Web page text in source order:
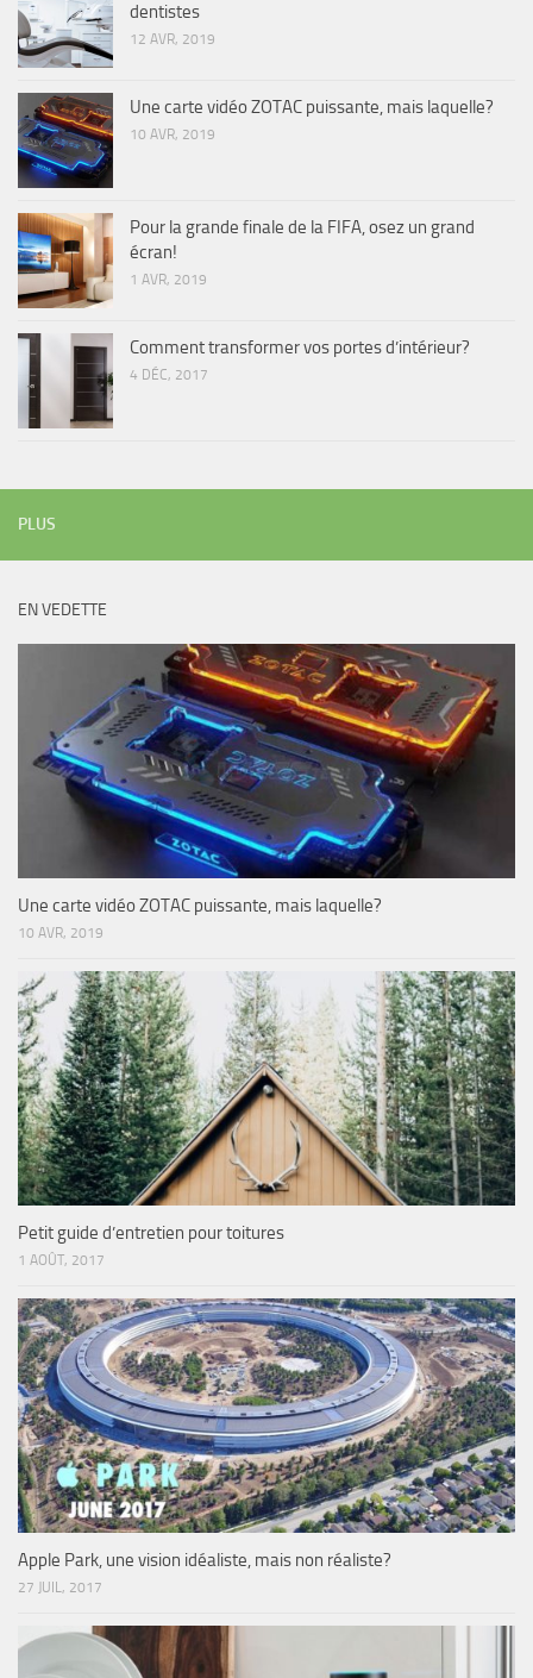
dentistes
12 AVR, 2019
Une carte vidéo ZOTAC puissante, mais laquelle?
10 AVR, 2019
Pour la grande finale de la FIFA, osez un grand
écran!
1 AVR, 2019
Comment transformer vos portes d’intérieur?
4 DÉC, 2017
PLUS
EN VEDETTE
Une carte vidéo ZOTAC puissante, mais laquelle?
10 AVR, 2019
Petit guide d’entretien pour toitures
1 AOÛT, 2017
Apple Park, une vision idéaliste, mais non réaliste?
27 JUIL, 2017